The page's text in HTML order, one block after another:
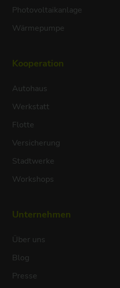
Photovoltaikanlage
Wärmepumpe
Kooperation
Autohaus
Werkstatt
Flotte
Versicherung
Stadtwerke
Workshops
Unternehmen
Über uns
Blog
Presse